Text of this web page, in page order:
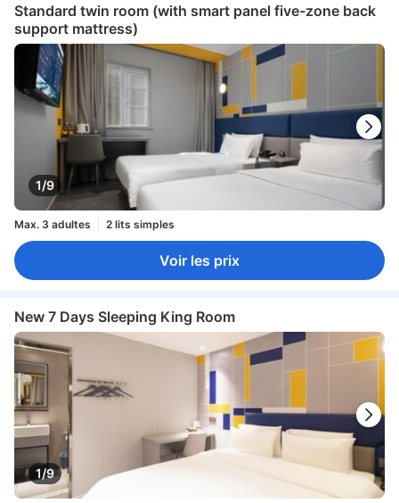
Standard twin room (with smart panel five-zone back
support mattress)
1/9
Max. 3 adultes 2 lits simples
Voir les prix
New 7 Days Sleeping King Room
1/9